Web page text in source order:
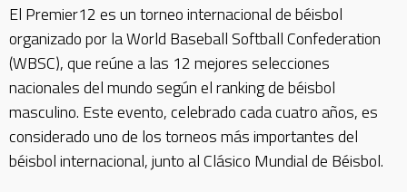
El Premier12 es un torneo internacional de béisbol
organizado por la World Baseball Softball Confederation
(WBSC), que reúne a las 12 mejores selecciones
nacionales del mundo según el ranking de béisbol
masculino. Este evento, celebrado cada cuatro años, es
considerado uno de los torneos más importantes del
béisbol internacional, junto al Clásico Mundial de Béisbol.